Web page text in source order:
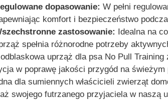
dopasowanie: W pełni
komfort i bezpieczeństwo
zastosowanie: Idealna na
spełnia różnorodne potrzeby
uprząż dla psa No Pull
w poprawę jakości przygód na
dla sumiennych właścicieli zwierząt
swojego futrzanego przyjaciela w naszą